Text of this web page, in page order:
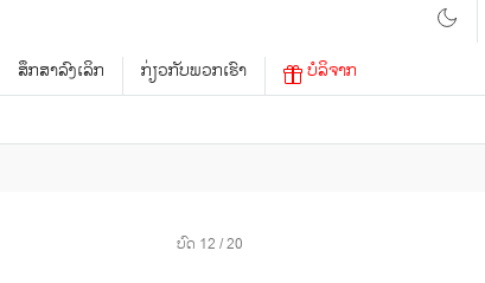
ສຶກສາລົງເລິກ ກ່ຽວກັບພວກເຮົາ ບໍລິຈາກ
ບົດ 12 / 20